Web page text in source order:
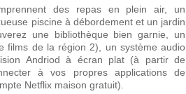
des repas en plein air, un
piscine à débordement et un jardin
une bibliothèque bien garnie, un
films de la région 2), un système audio
Andriod à écran plat (à partir de
à vos propres applications de
Netflix maison gratuit).